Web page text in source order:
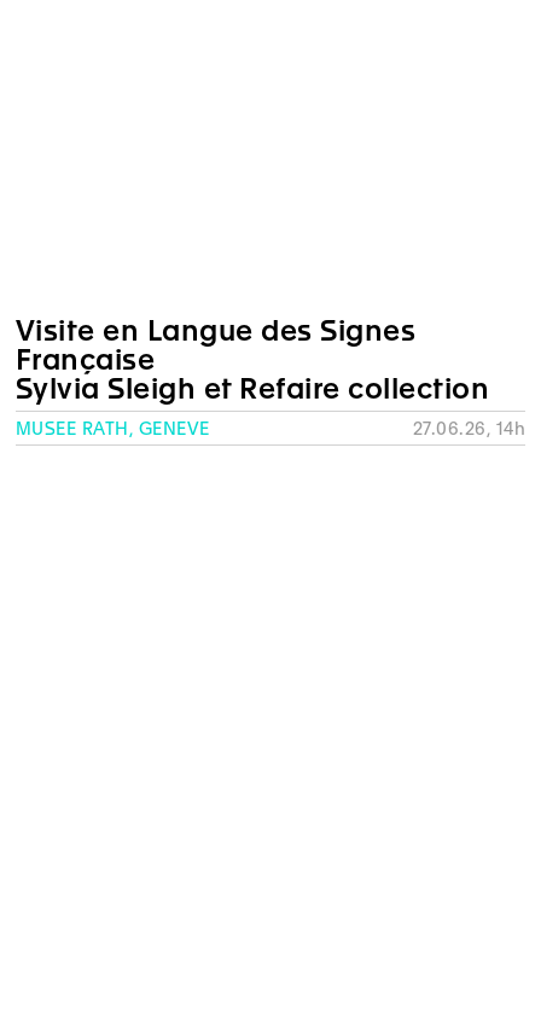
Visite en Langue des Signes
Française
Sylvia Sleigh et Refaire collection
MUSÉE RATH, GENÈVE 27.06.26, 14h